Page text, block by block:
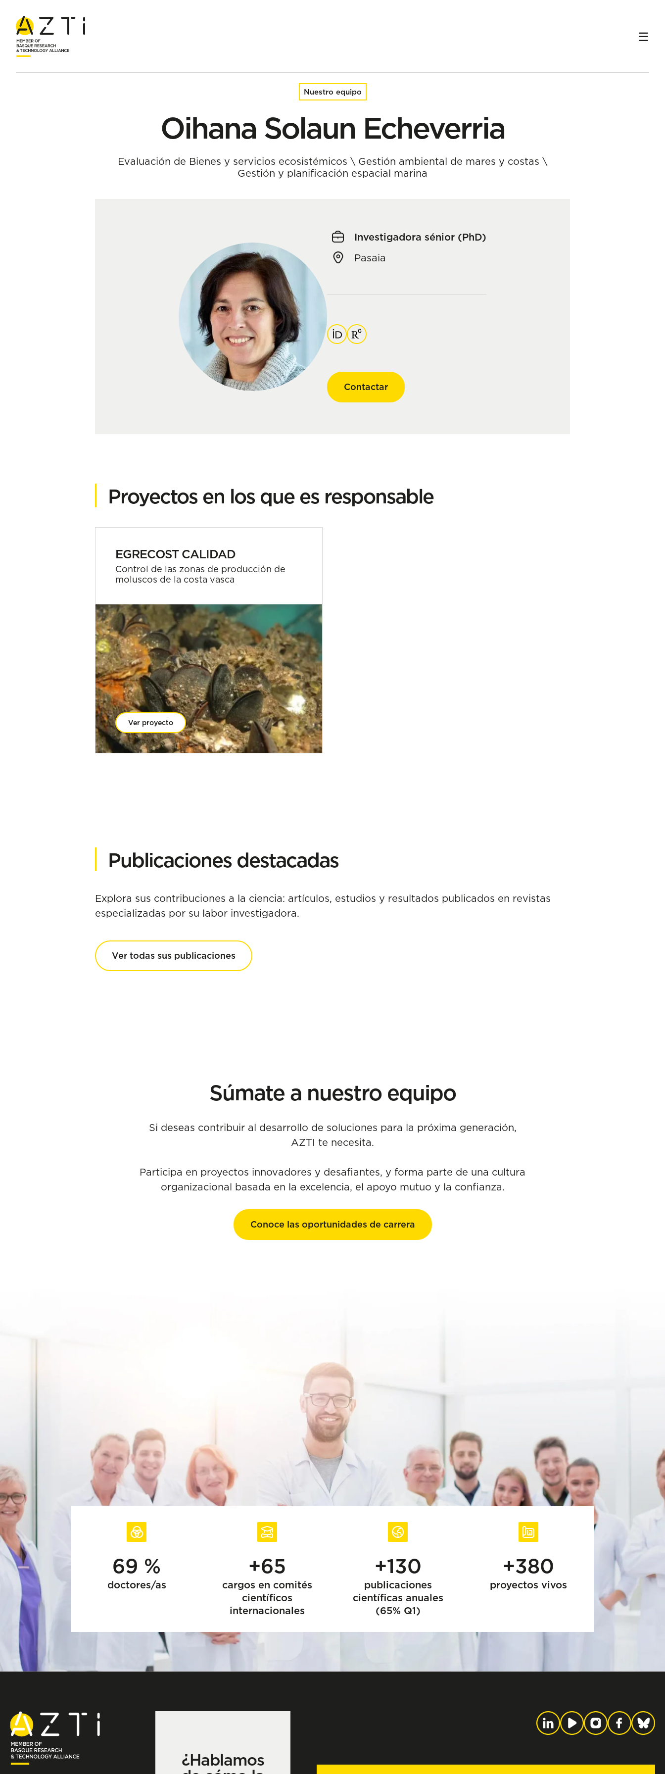
Inicio Equipo Oihana Solaun Echeverria
Nuestro equipo
Oihana Solaun Echeverria
Evaluación de Bienes y servicios ecosistémicos \ Gestión ambiental de mares y costas \
Gestión y planificación espacial marina
Investigadora sénior (PhD)
Pasaia
OrcidResearchGate
Contactar
Proyectos en los que es responsable
EGRECOST CALIDAD
Control de las zonas de producción de
moluscos de la costa vasca
Ver proyecto
Publicaciones destacadas
Explora sus contribuciones a la ciencia: artículos, estudios y resultados publicados en revistas
especializadas por su labor investigadora.
Ver todas sus publicaciones
Súmate a nuestro equipo
Si deseas contribuir al desarrollo de soluciones para la próxima generación,
AZTI te necesita.
Participa en proyectos innovadores y desafiantes, y forma parte de una cultura
organizacional basada en la excelencia, el apoyo mutuo y la confianza.
Conoce las oportunidades de carrera
69 %
doctores/as
+65
cargos en comités
científicos
internacionales
+130
publicaciones
científicas anuales
(65% Q1)
+380
proyectos vivos
¿Hablamos